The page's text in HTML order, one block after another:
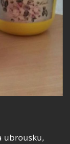
ubrousku,